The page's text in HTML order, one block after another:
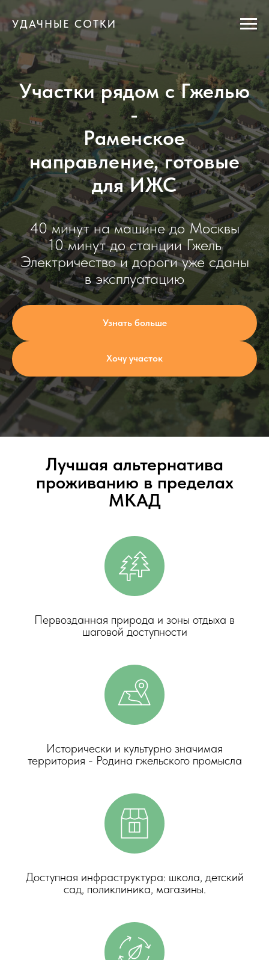
УДАЧНЫЕ СОТКИ
Участки рядом с Гжелью
-
Раменское
направление, готовые
для ИЖС
40 минут на машине до Москвы
10 минут до станции Гжель
Электричество и дороги уже сданы
в эксплуатацию
Узнать больше
Хочу участок
Лучшая альтернатива
проживанию в пределах
МКАД
Первозданная природа и зоны отдыха в
шаговой доступности
Исторически и культурно значимая
территория - Родина гжельского промысла
Доступная инфраструктура: школа, детский
сад, поликлиника, магазины.